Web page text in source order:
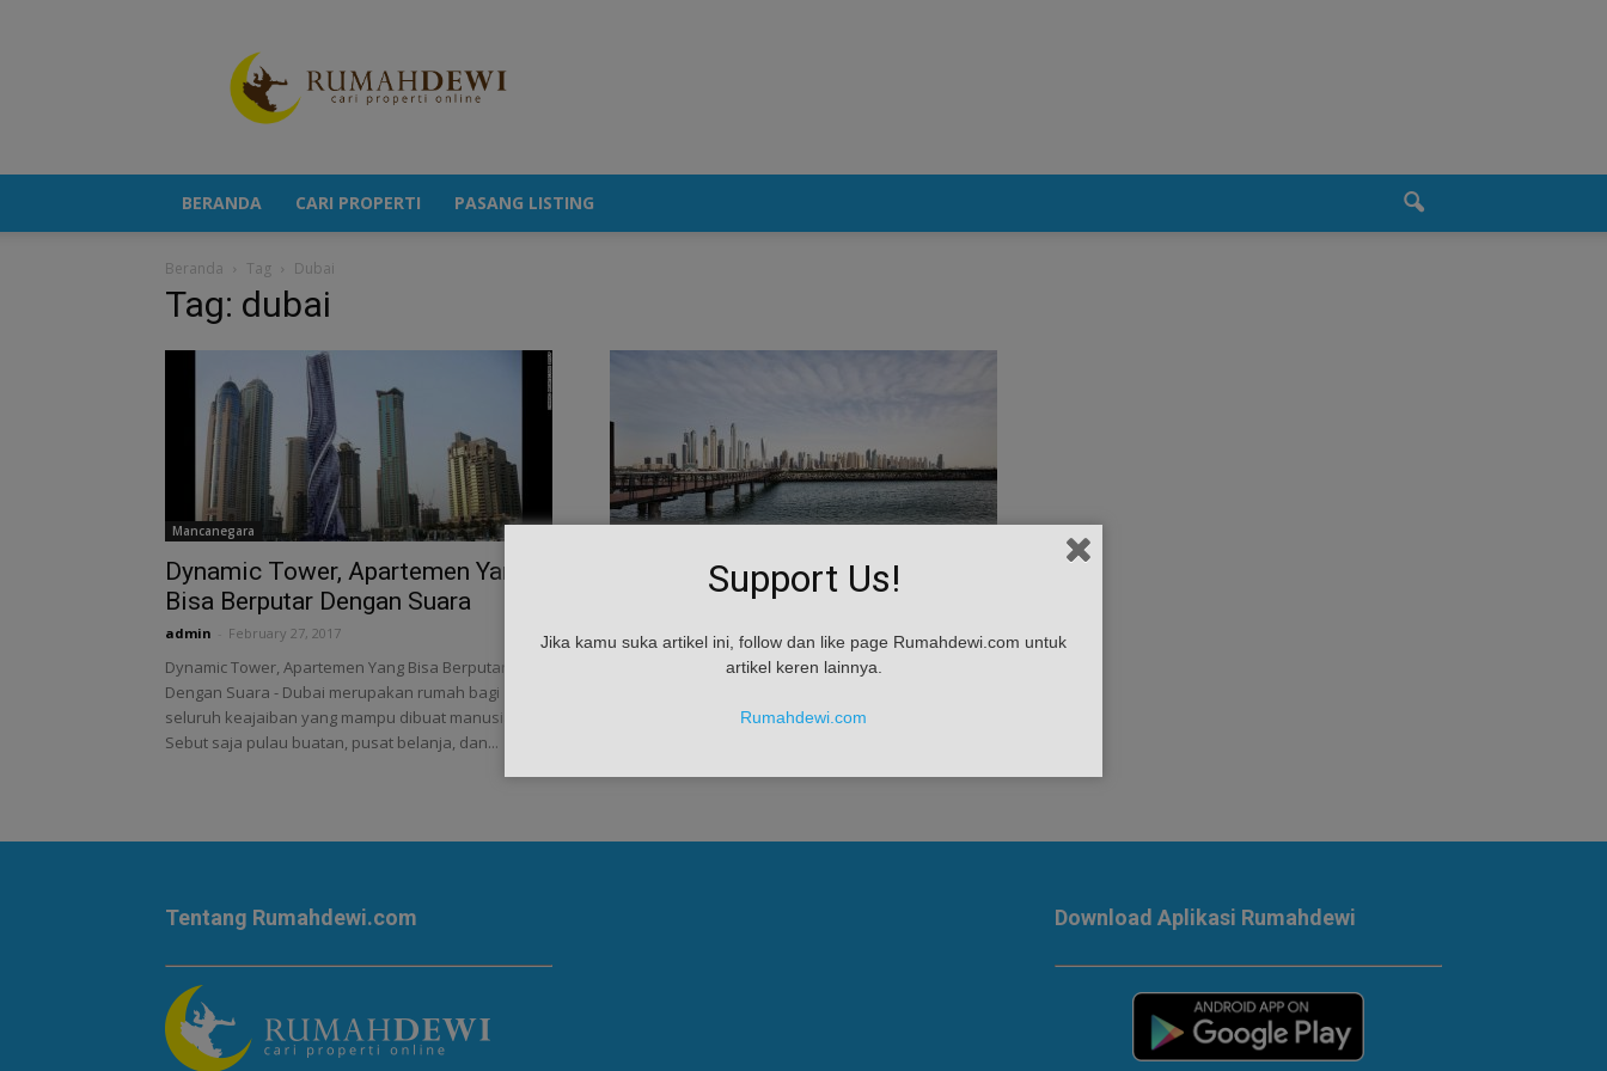
Berita
Properti
Terkini
BERANDA CARI PROPERTI PASANG LISTING
Beranda Tag Dubai
Tag: dubai
Mancanegara
Dynamic Tower, Apartemen Yang
Bisa Berputar Dengan Suara
admin February 27, 2017
Dynamic Tower, Apartemen Yang Bisa Berputar
Dengan Suara - Dubai merupakan rumah bagi
seluruh keajaiban yang mampu dibuat manusia.
Sebut saja pulau buatan, pusat belanja, dan...
Harga Properti Dubai Jatuh ke
Titik Terendah
admin January 5, 2017
Pemutusan hubungan kerja (PHK) yang meningkat
merupakan faktor utama tertekannya harga sewa
Tentang Rumahdewi.com Download Aplikasi Rumahdewi
Support Us!
Jika kamu suka artikel ini, follow dan like page Rumahdewi.com untuk
artikel keren lainnya.
Rumahdewi.com